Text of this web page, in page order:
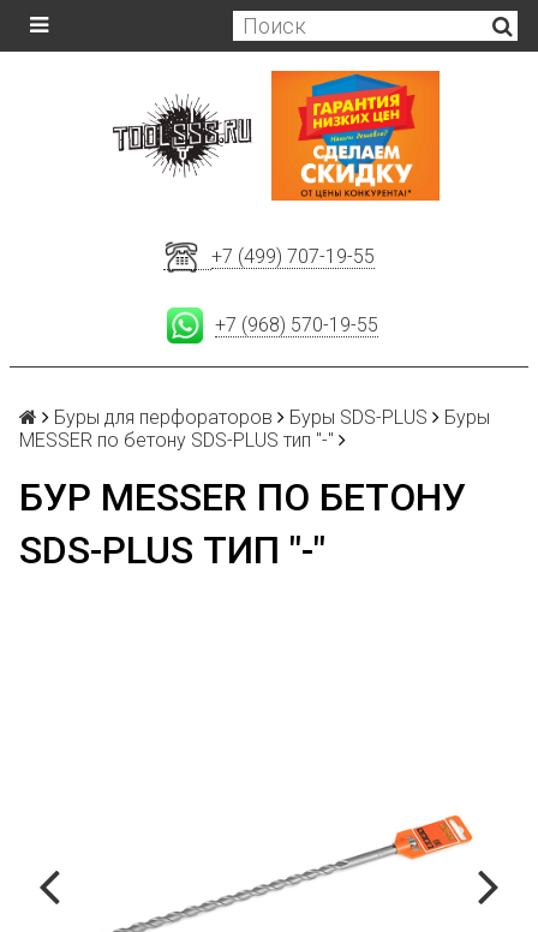
+7 (499) 707-19-55
+7 (968) 570-19-55
Буры для перфораторов Буры SDS-PLUS
Буры
MESSER по бетону SDS-PLUS тип "-"
БУР MESSER ПО БЕТОНУ
SDS-PLUS ТИП "-"